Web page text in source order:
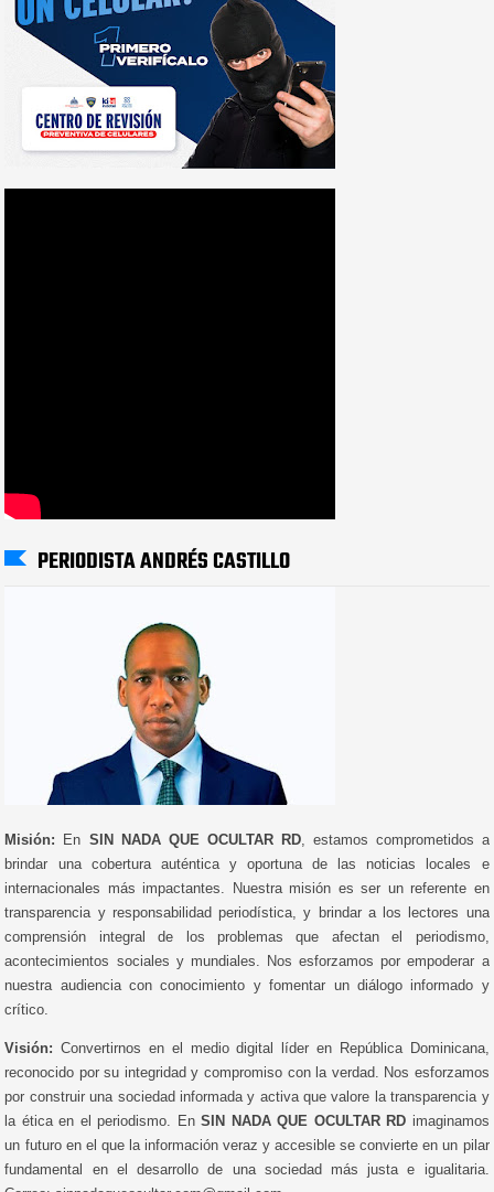
PERIODISTA ANDRÉS CASTILLO
Misión: En SIN NADA QUE OCULTAR RD, estamos comprometidos a
brindar una cobertura auténtica y oportuna de las noticias locales e
internacionales más impactantes. Nuestra misión es ser un referente en
transparencia y responsabilidad periodística, y brindar a los lectores una
comprensión integral de los problemas que afectan el periodismo,
acontecimientos sociales y mundiales. Nos esforzamos por empoderar a
nuestra audiencia con conocimiento y fomentar un diálogo informado y
crítico.
Visión: Convertirnos en el medio digital líder en República Dominicana,
reconocido por su integridad y compromiso con la verdad. Nos esforzamos
por construir una sociedad informada y activa que valore la transparencia y
la ética en el periodismo. EnSIN NADA QUE OCULTAR RD imaginamos
un futuro en el que la información veraz y accesible se convierte en un pilar
fundamental en el desarrollo de una sociedad más justa e igualitaria.